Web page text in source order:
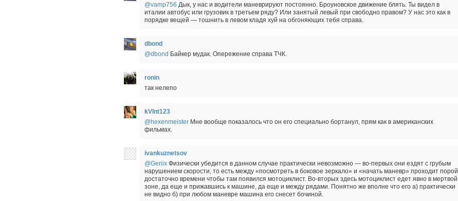
@vamp756 Дык, у нас и водители маневрируют постоянно. Броуновское движение блять. Ты видел в
италии автобус или грузовик в третьем ряду? Или занятый левый при свободно правом? У нас это как в
порядке вещей — тошнить в левом кладя хуй на обгоняющих тебя справа.
dbond
@dbond Байкер мудак. Опережение справа ТЧК.
ronin
так нелепо
kVInt123
@hexenmeister Мне вообще показалось что он его специально бортанул, прям как в американских
фильмах.
ivankuznetsov
@Genix Физически убедится в данном случае практически невозможно — во-первых они ездят с грубым
нарушением скорости, то есть между «посмотреть в боковое зеркало» и «начать маневр» проходит порой
достаточно времени чтобы там появился мотоциклист. Во-вторых здесь мотоциклист едет явно в мертвой
зоне, да еще и прижавшись к машине, да еще и между рядами. Понятно же вполне что его а) практически
не видно б) при любом маневре машина его снесет бочиной.